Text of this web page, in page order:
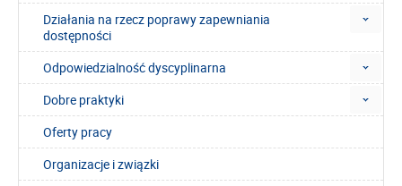
Działania na rzecz poprawy zapewniania
dostępności
Odpowiedzialność dyscyplinarna
Dobre praktyki
Oferty pracy
Organizacje i związki